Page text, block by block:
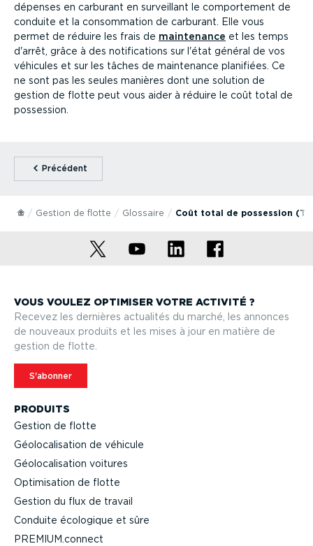
dépenses en carburant en surveillant le compor­tement de
conduite et la consom­mation de carburant. Elle vous
permet de réduire les frais de maintenance et les temps
d'arrêt, grâce à des notifi­ca­tions sur l'état général de vos
véhicules et sur les tâches de maintenance planifiées. Ce
ne sont pas les seules manières dont une solution de
gestion de flotte peut vous aider à réduire le coût total de
possession.
⁠Précédent
Gestion de flotte Glossaire Coût total de possession
PRODUITS
Gestion de flotte
Géolo­ca­li­sation de véhicule
Géolo­ca­li­sation voitures
Optimi­sation de flotte
Gestion du flux de travail
Conduite écologique et sûre
PREMIUM.connect
VOUS VOULEZ OPTIMISER VOTRE ACTIVITÉ ?
Recevez les dernières actualités du marché, les annonces
de nouveaux produits et les mises à jour en matière de
gestion de flotte.
S'abonner